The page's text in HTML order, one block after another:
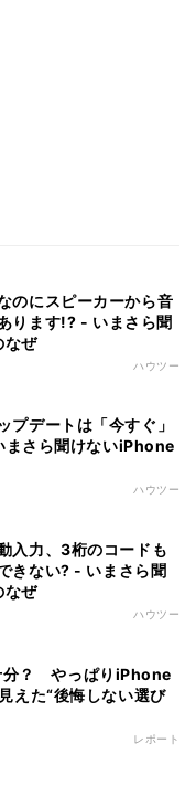
のにスピーカーから音
ります!? - いまさら聞
なぜ
ハウツー
プデートは「今すぐ」
まさら聞けないiPhone
ハウツー
入力、3桁のコードも
きない? - いまさら聞
なぜ
ハウツー
分？ やっぱりiPhone
えた“後悔しない選び
レポート